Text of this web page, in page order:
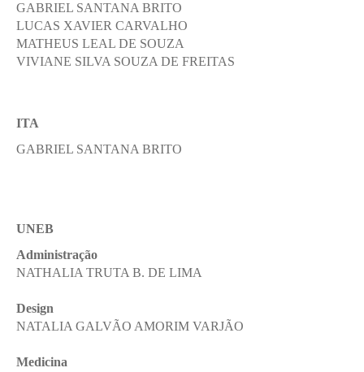
GABRIEL SANTANA BRITO
LUCAS XAVIER CARVALHO
MATHEUS LEAL DE SOUZA
VIVIANE SILVA SOUZA DE FREITAS
ITA
GABRIEL SANTANA BRITO
UNEB
Administração
NATHALIA TRUTA B. DE LIMA
Design
NATALIA GALVÃO AMORIM VARJÃO
Medicina